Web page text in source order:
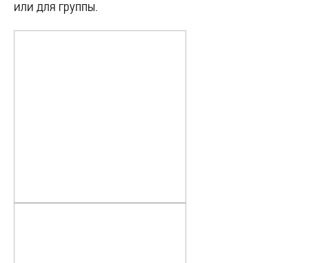
или для группы.